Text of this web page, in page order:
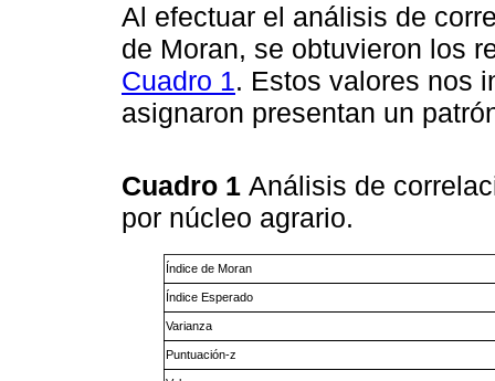
Al efectuar el análisis de
de Moran, se obtuvieron los
Cuadro 1. Estos valores nos
asignaron presentan un
Cuadro 1 Análisis de
por núcleo agrario.
Índice de Moran
Índice Esperado
Varianza
Puntuación-z